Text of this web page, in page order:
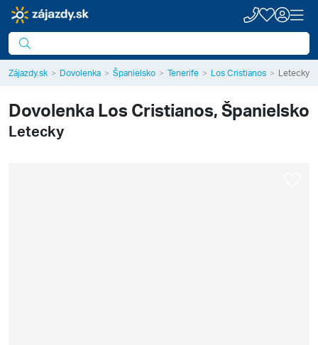
Zájazdy.sk Dovolenka Španielsko Tenerife Los Cristianos Letecky
Dovolenka Los Cristianos, Španielsko
Letecky